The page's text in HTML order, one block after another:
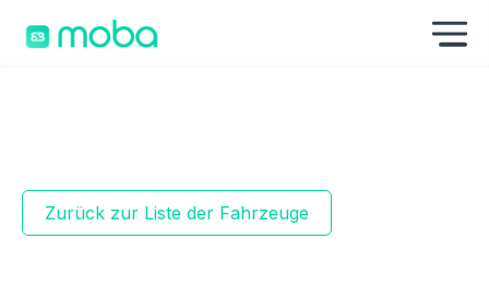
Zurück zur Liste der Fahrzeuge